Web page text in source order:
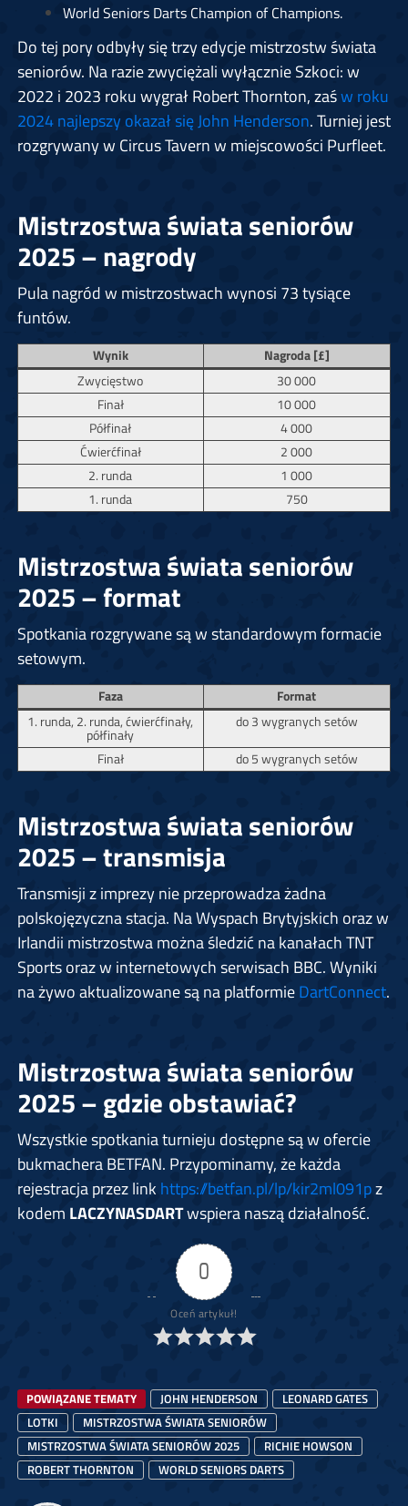
World Seniors Darts Champion of Champions.
Do tej pory odbyły się trzy edycje mistrzostw świata
seniorów. Na razie zwyciężali wyłącznie Szkoci: w
2022 i 2023 roku wygrał Robert Thornton, zaśw roku
2024 najlepszy okazał się John Henderson. Turniej jest
rozgrywany w Circus Tavern w miejscowości Purfleet.
Mistrzostwa świata seniorów
2025 – nagrody
Pula nagród w mistrzostwach wynosi 73 tysiące
funtów.
Wynik
Nagroda [£]
Zwycięstwo
30 000
Finał
10 000
Półfinał
4 000
Ćwierćfinał
2 000
2. runda
1 000
1. runda
750
Mistrzostwa świata seniorów
2025 – format
Spotkania rozgrywane są w standardowym formacie
setowym.
Faza
Format
1. runda, 2. runda, ćwierćfinały,
półfinały
do 3 wygranych setów
Finał
do 5 wygranych setów
Mistrzostwa świata seniorów
2025 – transmisja
Transmisji z imprezy nie przeprowadza żadna
polskojęzyczna stacja. Na Wyspach Brytyjskich oraz w
Irlandii mistrzostwa można śledzić na kanałach TNT
Sports oraz w internetowych serwisach BBC. Wyniki
na żywo aktualizowane są na platformieDartConnect.
Mistrzostwa świata seniorów
2025 – gdzie obstawiać?
Wszystkie spotkania turnieju dostępne są w ofercie
bukmachera BETFAN. Przypominamy, że każda
rejestracja przez link https://betfan.pl/lp/kir2ml091pz
kodem LACZYNASDARTwspiera naszą działalność.
0
Oceń artykuł!
POWIĄZANE TEMATY JOHN HENDERSON
LEONARD GATES
LOTKI
MISTRZOSTWA ŚWIATA SENIORÓW
MISTRZOSTWA ŚWIATA SENIORÓW 2025
RICHIE HOWSON
ROBERT THORNTON
WORLD SENIORS DARTS